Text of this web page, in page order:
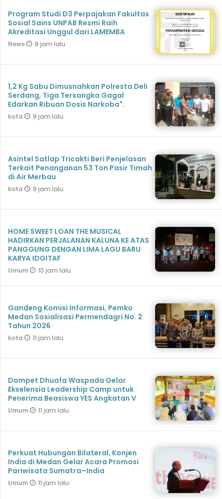
Program Studi D3 Perpajakan Fakultas
Sosial Sains UNPAB Resmi Raih
Akreditasi Unggul dari LAMEMBA
News 9 jam lalu
1,2 Kg Sabu Dimusnahkan Polresta Deli
Serdang, Tiga Tersangka Gagal
Edarkan Ribuan Dosis Narkoba".
kota 9 jam lalu
Asintel Satlap Tricakti Beri Penjelasan
Terkait Penanganan 53 Ton Pasir Timah
di Air Merbau
kota 9 jam lalu
HOME SWEET LOAN THE MUSICAL
HADIRKAN PERJALANAN KALUNA KE ATAS
PANGGUNG DENGAN LIMA LAGU BARU
KARYA IDGITAF
Umum 10 jam lalu
Gandeng Komisi Informasi, Pemko
Medan Sosialisasi Permendagri No. 2
Tahun 2026
kota 11 jam lalu
Dompet Dhuafa Waspada Gelar
Ekselensia Leadership Camp untuk
Penerima Beasiswa YES Angkatan V
Umum 11 jam lalu
Perkuat Hubungan Bilateral, Konjen
India di Medan Gelar Acara Promosi
Pariwisata Sumatra–India
Umum 11 jam lalu